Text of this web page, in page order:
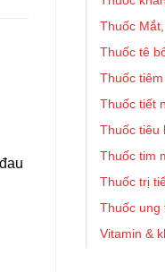
Thuốc
Thuốc tê
Thuốc
Thuốc tiết
Thuốc tiêu
Thuốc tim
Thuốc trị
Thuốc ung
Vitamin &